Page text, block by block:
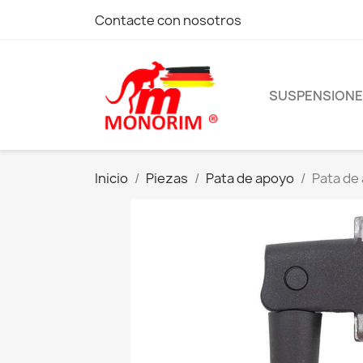
Contacte con nosotros
Inicio Piezas Pata de apoyo Pata